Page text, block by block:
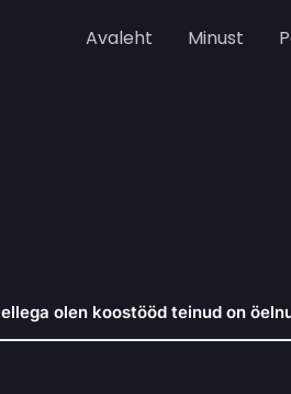
Avaleht Minust
olen koostööd teinud on